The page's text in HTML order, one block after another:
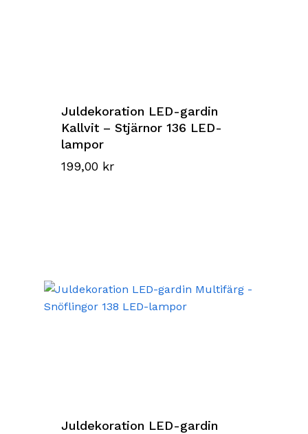
Juldekoration LED-gardin
Kallvit – Stjärnor 136 LED-
lampor
199,00 kr
Juldekoration LED-gardin